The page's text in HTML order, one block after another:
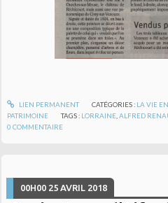
LIEN PERMANENT CATÉGORIES : LA VIE
PATRIMOINE
TAGS : LORRAINE ,ALFRED
0 COMMENTAIRE
00H00 25 AVRIL 2018